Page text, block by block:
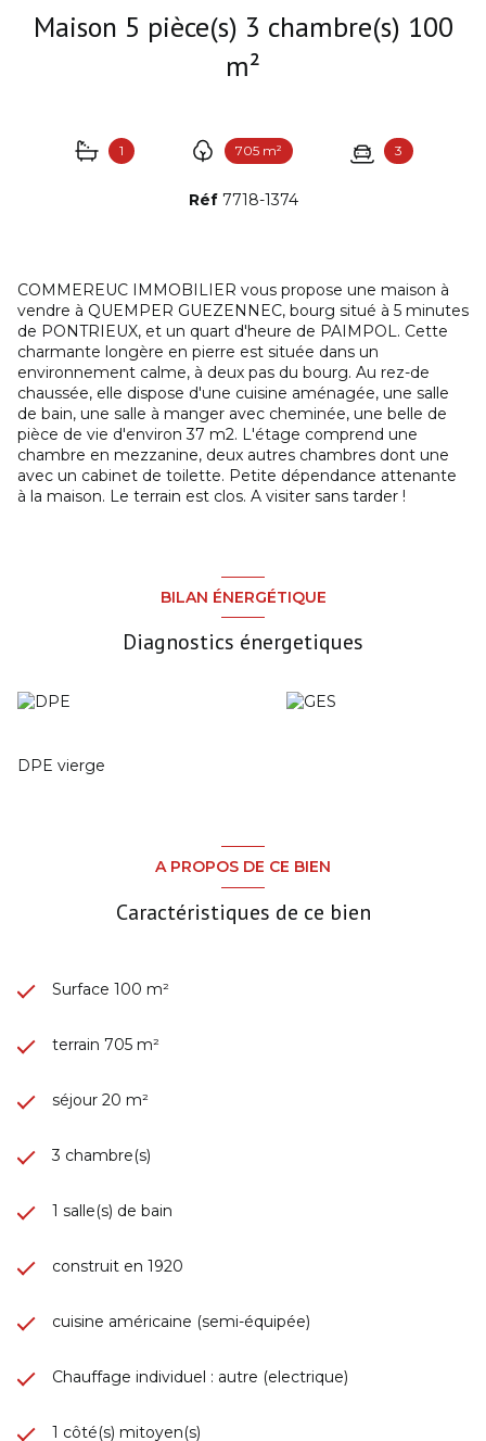
Maison 5 pièce(s) 3 chambre(s) 100
m²
1 705 m² 3
Réf 7718-1374
COMMEREUC IMMOBILIER vous propose une maison à
vendre à QUEMPER GUEZENNEC, bourg situé à 5 minutes
de PONTRIEUX, et un quart d'heure de PAIMPOL. Cette
charmante longère en pierre est située dans un
environnement calme, à deux pas du bourg. Au rez-de
chaussée, elle dispose d'une cuisine aménagée, une salle
de bain, une salle à manger avec cheminée, une belle de
pièce de vie d'environ 37 m2. L'étage comprend une
chambre en mezzanine, deux autres chambres dont une
avec un cabinet de toilette. Petite dépendance attenante
à la maison. Le terrain est clos. A visiter sans tarder !
BILAN ÉNERGÉTIQUE
Diagnostics énergetiques
DPE vierge
A PROPOS DE CE BIEN
Caractéristiques de ce bien
Surface 100 m²
terrain 705 m²
séjour 20 m²
3 chambre(s)
1 salle(s) de bain
construit en 1920
cuisine américaine (semi-équipée)
Chauffage individuel : autre (electrique)
1 côté(s) mitoyen(s)